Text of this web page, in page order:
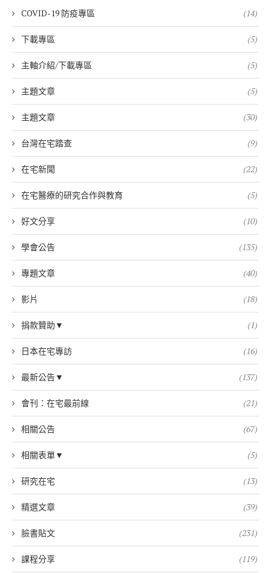
COVID-19 防疫專區 (14)
下載專區 (5)
主軸介紹/下載專區 (5)
主題文章 (5)
主題文章 (30)
台灣在宅踏查 (9)
在宅新聞 (22)
在宅醫療的研究合作與教育 (5)
好文分享 (10)
學會公告 (135)
專題文章 (40)
影片 (18)
捐款贊助▼ (1)
日本在宅專訪 (16)
最新公告▼ (137)
會刊：在宅最前線 (21)
相關公告 (67)
相關表單▼ (5)
研究在宅 (13)
精選文章 (39)
臉書貼文 (231)
課程分享 (119)